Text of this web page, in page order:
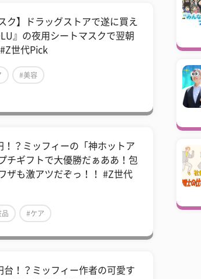
ク】ドラッグストアで遂に買え
』の夜用シートマスクで翌朝
世代Pick
#美容
！？ミッフィーの「神ホットア
チギフトで大優勝だぁああ！包
ザも激アツだぞっ！！ #Z世代
品 #ケア
台！？ミッフィー作者の可愛す